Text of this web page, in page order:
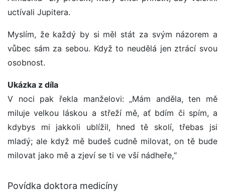
uctívali Jupitera.
Myslím, že každý by si měl stát za svým názorem a
vůbec sám za sebou. Když to neudělá jen ztrácí svou
osobnost.
Ukázka z díla
V noci pak řekla manželovi: „Mám anděla, ten mě
miluje velkou láskou a střeží mě, ať bdím či spím, a
kdybys mi jakkoli ublížil, hned tě skolí, třebas jsi
mladý; ale když mě budeš cudně milovat, on tě bude
milovat jako mě a zjeví se ti ve vší nádheře,“
Povídka doktora medicíny